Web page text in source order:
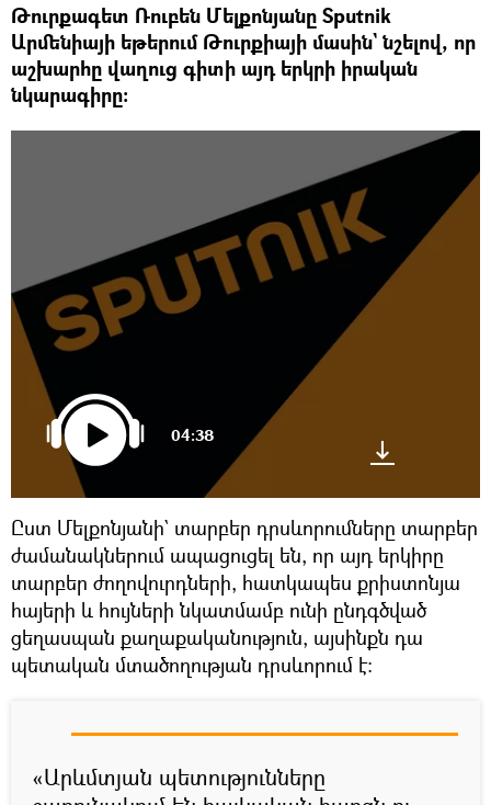
Թուրքագետ Ռուբեն Մելքոնյանը Sputnik
Արմենիայի եթերում Թուրքիայի մասին` նշելով, որ
աշխարհը վաղուց գիտի այդ երկրի իրական
նկարագիրը։
04:38
Ըստ Մելքոնյանի` տարբեր դրսևորումները տարբեր
ժամանակներում ապացուցել են, որ այդ երկիրը
տարբեր ժողովուրդների, հատկապես քրիստոնյա
հայերի և հույների նկատմամբ ունի ընդգծված
ցեղասպան քաղաքականություն, այսինքն դա
պետական մտածողության դրսևորում է։
«Արևմտյան պետությունները